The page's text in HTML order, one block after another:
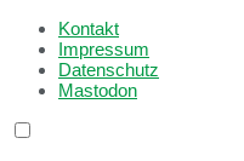
Kontakt
Impressum
Datenschutz
Mastodon